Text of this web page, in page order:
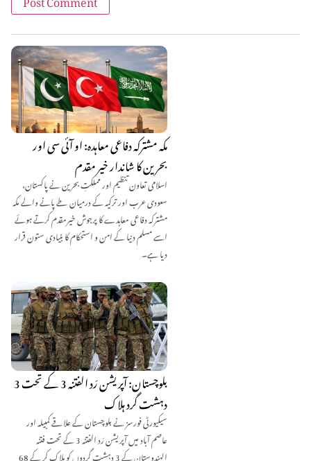
مکہ مشترکہ دفاعی معاہدہ: او آئی سی اور
بحرین کا شاندار خیر مقدم
اسلامی تعاون تنظیم اور مملکتِ بحرین نے پاکستان،
سعودی عرب اور ترکیہ کے درمیان طے پانے والے مکہ
مشترکہ دفاعی معاہدے کا پرجوش خیرمقدم کرتے ہوئے
اسے مسلم دنیا کے امن و استحکام کا بنیادی ستون قرار
دیا ہے۔
بلوچستان: آپریشن رَد الفتنہ 3 کے تحت 3
دہشت گرد ہلاک
سیکیورٹی فورسز نے بلوچستان کے علاقے کمبیلہ اور
عاصم آباد میں آپریشن رَد الفتنہ 3 کے تحت فتنہ
الہندوستان کے 3 دہشت گردوں کو ہلاک کر کے 68